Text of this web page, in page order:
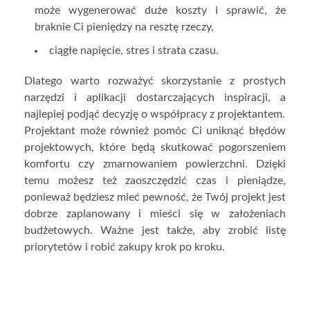
może wygenerować duże koszty i sprawić, że
braknie Ci pieniędzy na resztę rzeczy,
ciągłe napięcie, stres i strata czasu.
Dlatego warto rozważyć skorzystanie z prostych
narzędzi i aplikacji dostarczających inspiracji, a
najlepiej podjąć decyzję o współpracy z projektantem.
Projektant może również pomóc Ci uniknąć błędów
projektowych, które będą skutkować pogorszeniem
komfortu czy zmarnowaniem powierzchni. Dzięki
temu możesz też zaoszczędzić czas i pieniądze,
ponieważ będziesz mieć pewność, że Twój projekt jest
dobrze zaplanowany i mieści się w założeniach
budżetowych. Ważne jest także, aby zrobić listę
priorytetów i robić zakupy krok po kroku.